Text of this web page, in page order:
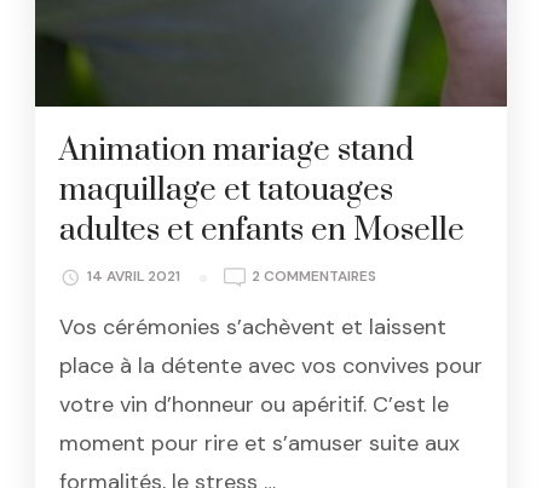
Animation mariage stand
maquillage et tatouages
adultes et enfants en Moselle
14 AVRIL 2021 2 COMMENTAIRES
MARIAGE
MAQUILLAGE
ET
ADULTES
Vos cérémonies s’achèvent et laissent
place à la détente avec vos convives pour
votre vin d’honneur ou apéritif. C’est le
moment pour rire et s’amuser suite aux
formalités, le stress …